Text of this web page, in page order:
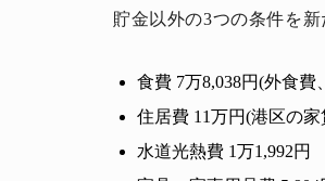
貯金以外の3つの条件を
食費 7万8,038円(外食
住居費 11万円(港区の
水道光熱費 1万1,992円